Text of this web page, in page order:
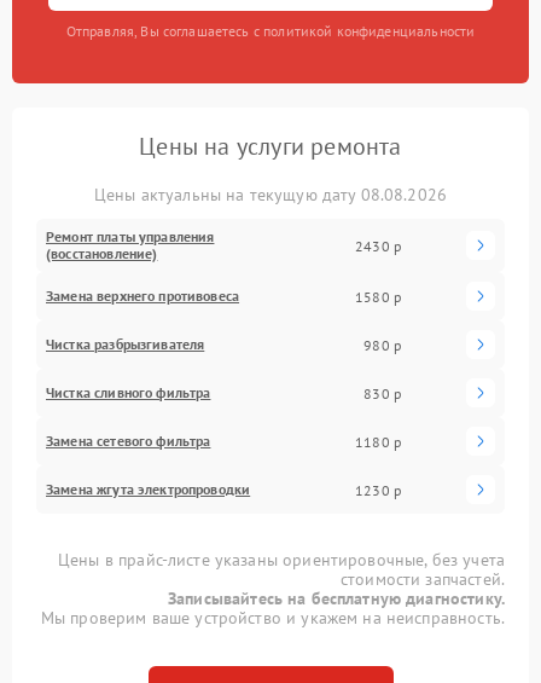
Отправляя, Вы соглашаетесь с политикой конфиденциальности
Цены на услуги ремонта
Цены актуальны на текущую дату 08.08.2026
Ремонт платы управления
(восстановление)
2430 р
Замена верхнего противовеса 1580 р
Чистка разбрызгивателя 980 р
Чистка сливного фильтра 830 р
Замена сетевого фильтра 1180 р
Замена жгута электропроводки 1230 р
Цены в прайс-листе указаны ориентировочные, без учета
стоимости запчастей.
Записывайтесь на бесплатную диагностику.
Мы проверим ваше устройство и укажем на неисправность.